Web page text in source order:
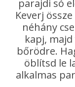
parajdi só
Keverj
néhány
kapj,
bőrödre.
öblítsd le
alkalmas